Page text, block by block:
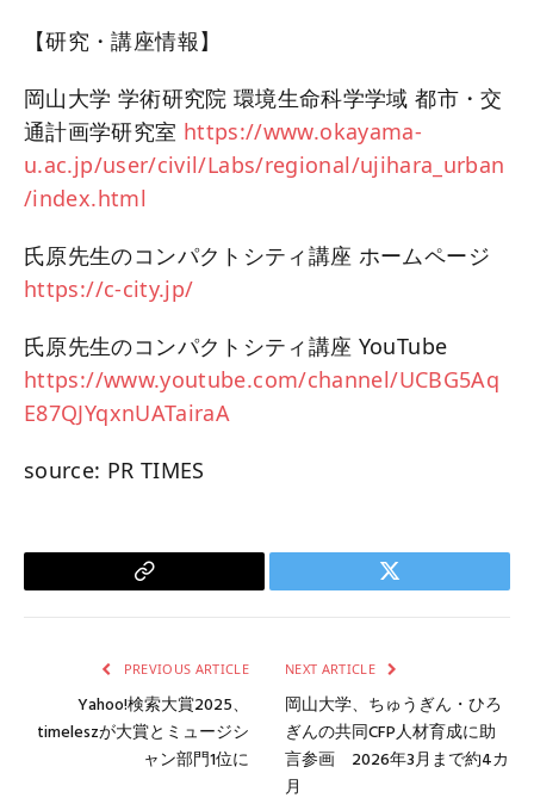
【研究・講座情報】
岡山大学 学術研究院 環境生命科学学域 都市・交
通計画学研究室 https://www.okayama-
u.ac.jp/user/civil/Labs/regional/ujihara_urban
/index.html
氏原先生のコンパクトシティ講座 ホームページ
https://c-city.jp/
氏原先生のコンパクトシティ講座 YouTube
https://www.youtube.com/channel/UCBG5Aq
E87QJYqxnUATairaA
source: PR TIMES
Copy
Twitter
PREVIOUS ARTICLE
Yahoo!検索大賞2025、
timeleszが大賞とミュージシ
ャン部門1位に
NEXT ARTICLE
岡山大学、ちゅうぎん・ひろ
ぎんの共同CFP人材育成に助
言参画 2026年3月まで約4カ
月